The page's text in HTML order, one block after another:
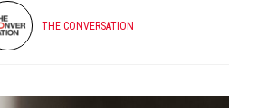
THE CONVERSATION